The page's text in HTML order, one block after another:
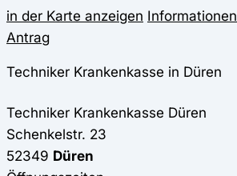
in der Karte anzeigen Informationen
Antrag
Techniker Krankenkasse in Düren
Techniker Krankenkasse Düren
Schenkelstr. 23
52349 Düren